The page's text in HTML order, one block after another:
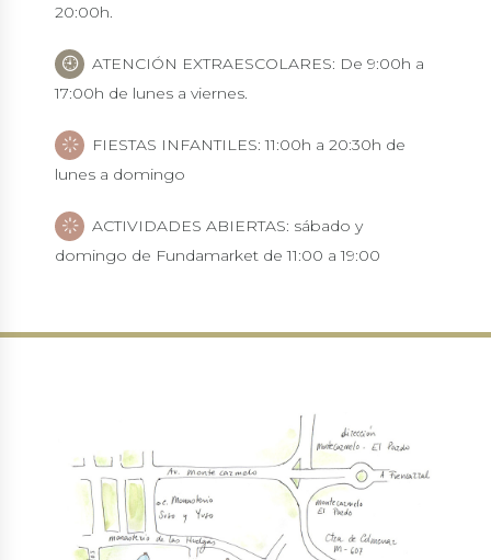
20:00h.
ATENCIÓN EXTRAESCOLARES: De 9:00h a
17:00h de lunes a viernes.
FIESTAS INFANTILES: 11:00h a 20:30h de
lunes a domingo
ACTIVIDADES ABIERTAS: sábado y
domingo de Fundamarket de 11:00 a 19:00